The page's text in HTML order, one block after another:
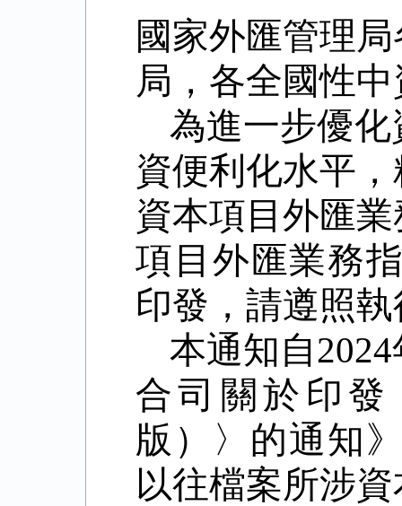
國家外匯管理
局，各全國性
為進一步優
資便利化水平
資本項目外匯
項目外匯業務
印發，請遵照
本通知自2024
合司關於印
版）〉的通知
以往檔案所涉